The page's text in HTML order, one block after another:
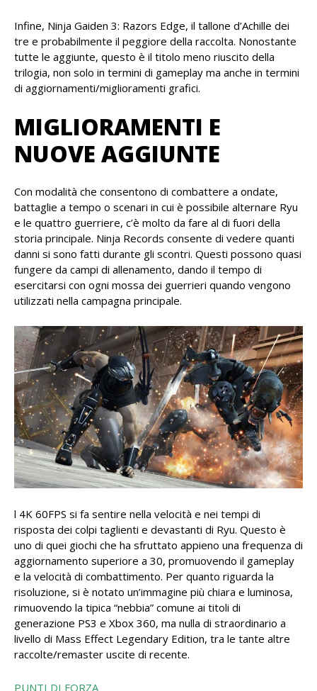
Infine, Ninja Gaiden 3: Razors Edge, il tallone d’Achille dei
tre e probabilmente il peggiore della raccolta. Nonostante
tutte le aggiunte, questo è il titolo meno riuscito della
trilogia, non solo in termini di gameplay ma anche in termini
di aggiornamenti/miglioramenti grafici.
MIGLIORAMENTI E
NUOVE AGGIUNTE
Con modalità che consentono di combattere a ondate,
battaglie a tempo o scenari in cui è possibile alternare Ryu
e le quattro guerriere, c’è molto da fare al di fuori della
storia principale. Ninja Records consente di vedere quanti
danni si sono fatti durante gli scontri. Questi possono quasi
fungere da campi di allenamento, dando il ​​tempo di
esercitarsi con ogni mossa dei guerrieri quando vengono
utilizzati nella campagna principale.
l 4K 60FPS si fa sentire nella velocità e nei tempi di
risposta dei colpi taglienti e devastanti di Ryu. Questo è
uno di quei giochi che ha sfruttato appieno una frequenza di
aggiornamento superiore a 30, promuovendo il gameplay
e la velocità di combattimento. Per quanto riguarda la
risoluzione, si è notato un’immagine più chiara e luminosa,
rimuovendo la tipica “nebbia” comune ai titoli di
generazione PS3 e Xbox 360, ma nulla di straordinario a
livello di Mass Effect Legendary Edition, tra le tante altre
raccolte/remaster uscite di recente.
PUNTI DI FORZA